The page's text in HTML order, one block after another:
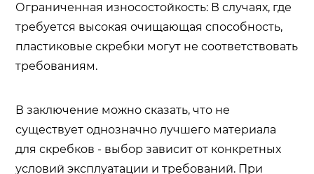
Ограниченная износостойкость: В случаях, где
требуется высокая очищающая способность,
пластиковые скребки могут не соответствовать
требованиям.
В заключение можно сказать, что не
существует однозначно лучшего материала
для скребков - выбор зависит от конкретных
условий эксплуатации и требований. При